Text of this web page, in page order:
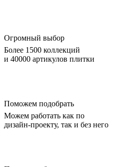
Огромный выбор
Более 1500 коллекций
и 40000 артикулов плитки
Поможем подобрать
Можем работать как по
дизайн-проекту, так и без него